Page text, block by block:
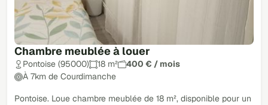
Chambre meublée à louer
Pontoise (95000) 18 m²
400 € / mois
À 7km de Courdimanche
Pontoise. Loue chambre meublée de 18 m², disponible pour un